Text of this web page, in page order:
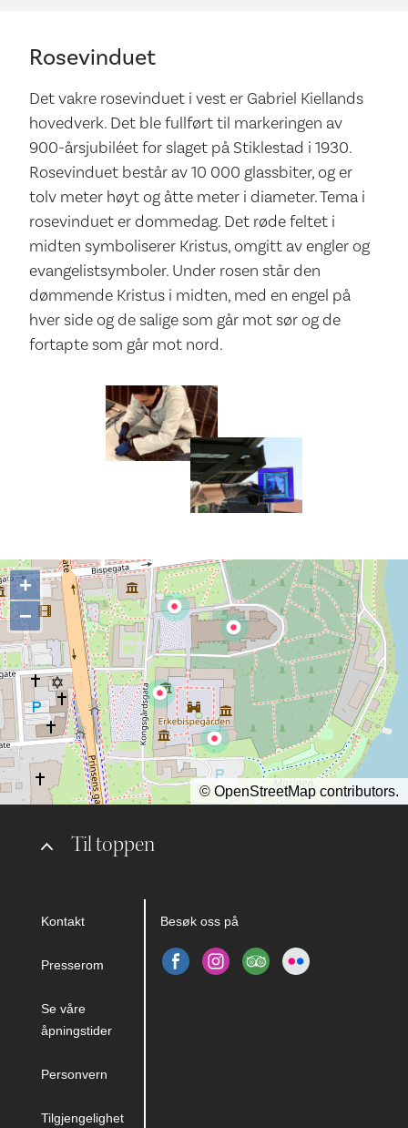
Rosevinduet
Det vakre rosevinduet i vest er Gabriel Kiellands
hovedverk. Det ble fullført til markeringen av
900-årsjubiléet for slaget på Stiklestad i 1930.
Rosevinduet består av 10 000 glassbiter, og er
tolv meter høyt og åtte meter i diameter. Tema i
rosevinduet er dommedag. Det røde feltet i
midten symboliserer Kristus, omgitt av engler og
evangelistsymboler. Under rosen står den
dømmende Kristus i midten, med en engel på
hver side og de salige som går mot sør og de
fortapte som går mot nord.
Til toppen
Kontakt
Presserom
Se våre
åpningstider
Personvern
Tilgjengelighet
Besøk oss på
+
−
© OpenStreetMap contributors.